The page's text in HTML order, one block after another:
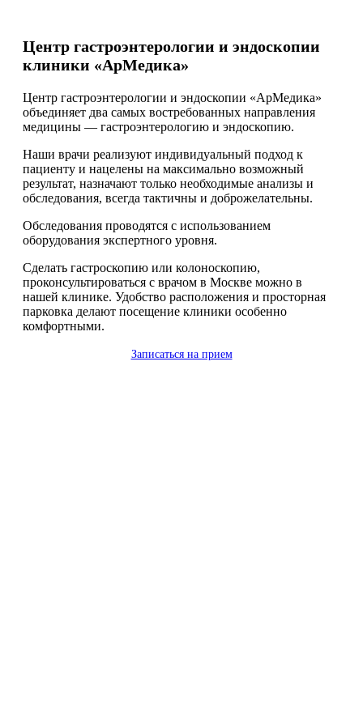
Центр гастроэнтерологии и эндоскопии
клиники «АрМедика»
Центр гастроэнтерологии и эндоскопии «АрМедика»
объединяет два самых востребованных направления
медицины — гастроэнтерологию и эндоскопию.
Наши врачи реализуют индивидуальный подход к
пациенту и нацелены на максимально возможный
результат, назначают только необходимые анализы и
обследования, всегда тактичны и доброжелательны.
Обследования проводятся с использованием
оборудования экспертного уровня.
Сделать гастроскопию или колоноскопию,
проконсультироваться с врачом в Москве можно в
нашей клинике. Удобство расположения и просторная
парковка делают посещение клиники особенно
комфортными.
Записаться на прием